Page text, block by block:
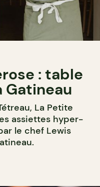
: table
Gatineau
La Petite
assiettes hyper-
le chef Lewis